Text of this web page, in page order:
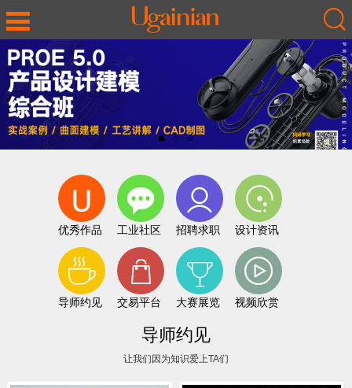
优秀作品 工业社区 招聘求职 设计资讯
导师约见 交易平台 大赛展览 视频欣赏
导师约见
让我们因为知识爱上TA们